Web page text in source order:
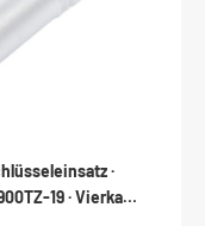
·
19 · Vierkant